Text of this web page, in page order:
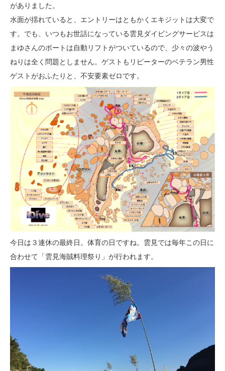
がありました。
水面が揺れていると、エントリーはともかくエキジットは大変で
す。でも、いつもお世話になっている雲見ダイビングサービスは
まゆさんのボートは自動リフトがついているので、少々の波やう
ねりは全く問題としません。ゲストもリピーターのベテラン男性
ゲストがおふたりと、不安要素ゼロです。
今日は３連休の最終日。体育の日ですね。雲見では毎年この日に
合わせて「雲見海賊料理祭り」が行われます。